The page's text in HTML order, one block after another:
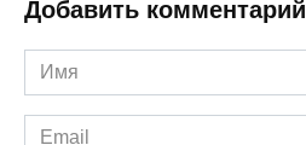
Добавить комментарий
Имя
*
Email